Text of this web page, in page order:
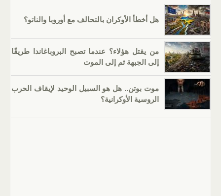
هل أخطأ الأوكران بالتحالف مع أوروبا والناتو؟
من يقتل هؤلاء؟ عندما تصبح البروباغاندا طريقًا
إلى الجبهة ثم إلى الموت
موت بوتن.. هل هو السبيل الوحيد لإيقاف الحرب
الروسية الأوكرانية؟